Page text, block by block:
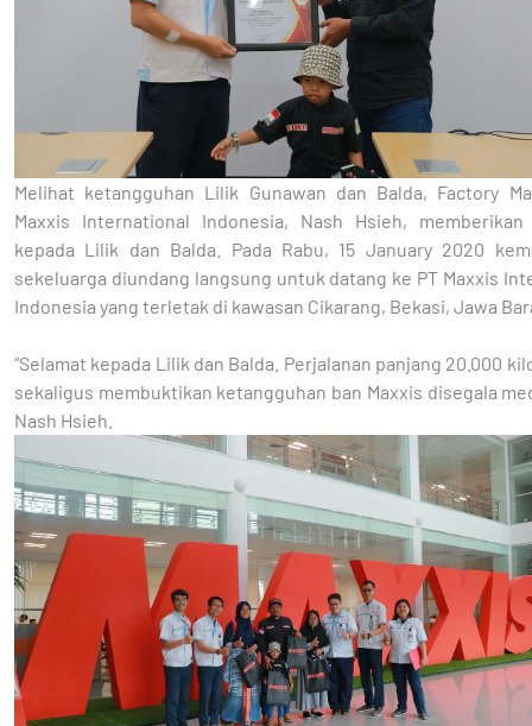
Melihat ketangguhan Lilik Gunawan dan Balda, Factory
Maxxis International Indonesia, Nash Hsieh, memberikan
kepada Lilik dan Balda. Pada Rabu, 15 January 2020
sekeluarga diundang langsung untuk datang ke PT Maxxis
Indonesia yang terletak di kawasan Cikarang, Bekasi, Jawa
“Selamat kepada Lilik dan Balda. Perjalanan panjang 20.000
sekaligus membuktikan ketangguhan ban Maxxis disegala
Nash Hsieh.